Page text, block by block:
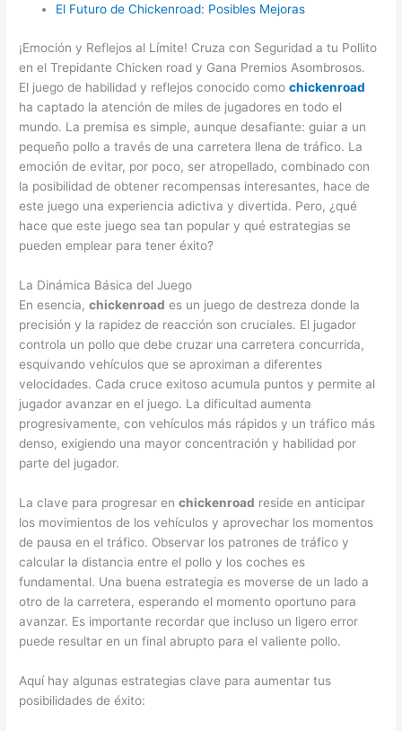
El Futuro de Chickenroad: Posibles Mejoras
¡Emoción y Reflejos al Límite! Cruza con Seguridad a tu Pollito
en el Trepidante Chicken road y Gana Premios Asombrosos.
El juego de habilidad y reflejos conocido comochickenroad
ha captado la atención de miles de jugadores en todo el
mundo. La premisa es simple, aunque desafiante: guiar a un
pequeño pollo a través de una carretera llena de tráfico. La
emoción de evitar, por poco, ser atropellado, combinado con
la posibilidad de obtener recompensas interesantes, hace de
este juego una experiencia adictiva y divertida. Pero, ¿qué
hace que este juego sea tan popular y qué estrategias se
pueden emplear para tener éxito?
La Dinámica Básica del Juego
En esencia,chickenroad es un juego de destreza donde la
precisión y la rapidez de reacción son cruciales. El jugador
controla un pollo que debe cruzar una carretera concurrida,
esquivando vehículos que se aproximan a diferentes
velocidades. Cada cruce exitoso acumula puntos y permite al
jugador avanzar en el juego. La dificultad aumenta
progresivamente, con vehículos más rápidos y un tráfico más
denso, exigiendo una mayor concentración y habilidad por
parte del jugador.
La clave para progresar enchickenroad reside en anticipar
los movimientos de los vehículos y aprovechar los momentos
de pausa en el tráfico. Observar los patrones de tráfico y
calcular la distancia entre el pollo y los coches es
fundamental. Una buena estrategia es moverse de un lado a
otro de la carretera, esperando el momento oportuno para
avanzar. Es importante recordar que incluso un ligero error
puede resultar en un final abrupto para el valiente pollo.
Aquí hay algunas estrategias clave para aumentar tus
posibilidades de éxito: